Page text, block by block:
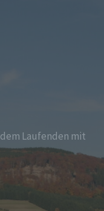
Laufenden mit